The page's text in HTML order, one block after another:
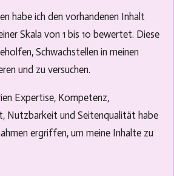
habe ich den vorhandenen Inhalt
Skala von 1 bis 10 bewertet. Diese
Schwachstellen in meinen
und zu versuchen.
Expertise, Kompetenz,
Nutzbarkeit und Seitenqualität habe
ergriffen, um meine Inhalte zu